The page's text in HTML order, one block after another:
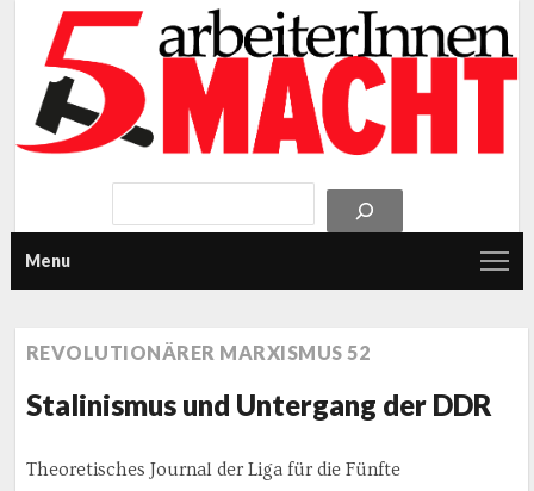
Menu
REVOLUTIONÄRER MARXISMUS 52
Stalinismus und Untergang der DDR
Theoretisches Journal der Liga für die Fünfte